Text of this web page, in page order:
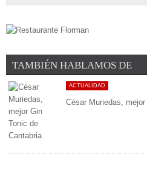
TAMBIÉN HABLAMOS DE
ACTUALIDAD
César Muriedas,